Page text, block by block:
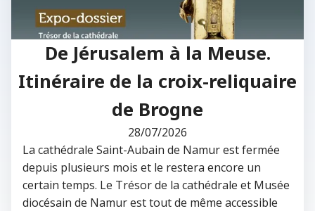
De Jérusalem à la Meuse.
Itinéraire de la croix-reliquaire
de Brogne
28/07/2026
La cathédrale Saint-Aubain de Namur est fermée
depuis plusieurs mois et le restera encore un
certain temps. Le Trésor de la cathédrale et Musée
diocésain de Namur est tout de même accessible